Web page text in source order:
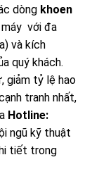
dòng khoen
với đa
và kích
quý khách.
giảm tỷ lệ hao
tranh nhất,
Hotline:
ngũ kỹ thuật
tiết trong